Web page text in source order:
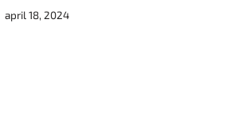
april 18, 2024